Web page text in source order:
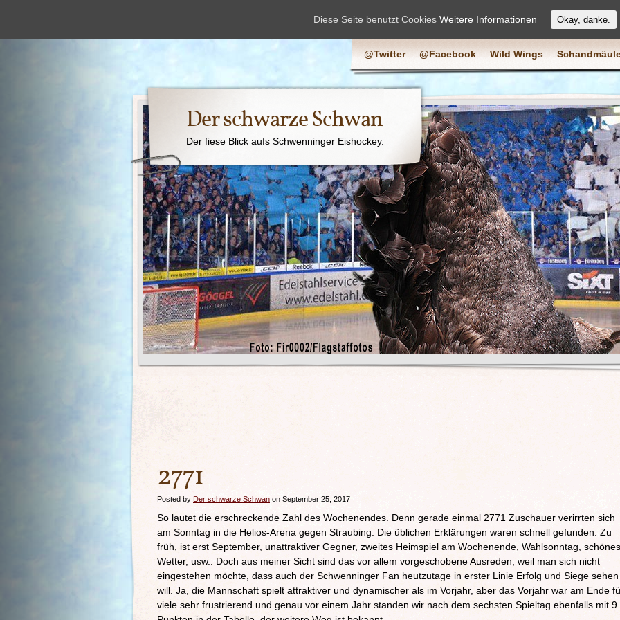
@Twitter @Facebook Wild Wings
Der schwarze Schwan
Der fiese Blick aufs Schwenninger Eishockey.
2771
Posted by Der schwarze Schwan on September 25, 2017
So lautet die erschreckende Zahl des Wochenendes. Denn gerade einmal 2771 Zuschauer verirrten sich
am Sonntag in die Helios-Arena gegen Straubing. Die üblichen Erklärungen waren schnell gefunden: Zu
früh, ist erst September, unattraktiver Gegner, zweites Heimspiel am Wochenende, Wahlsonntag, schönes
Wetter, usw.. Doch aus meiner Sicht sind das vor allem vorgeschobene Ausreden, weil man sich nicht
eingestehen möchte, dass auch der Schwenninger Fan heutzutage in erster Linie Erfolg und Siege sehen
will. Ja, die Mannschaft spielt attraktiver und dynamischer als im Vorjahr, aber das Vorjahr war am Ende
viele sehr frustrierend und genau vor einem Jahr standen wir nach dem sechsten Spieltag ebenfalls mit 9
Diese Seite benutzt Cookies Weitere Informationen Okay, danke.